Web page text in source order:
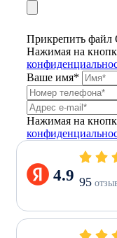
Прикрепить файл
Нажимая на
Ваше имя*
Нажимая на
4.9 95